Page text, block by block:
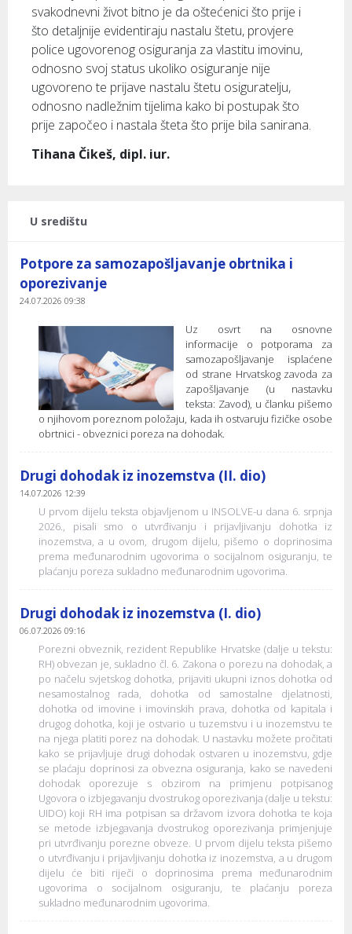
svakodnevni život bitno je da oštećenici što prije i
što detaljnije evidentiraju nastalu štetu, provjere
police ugovorenog osiguranja za vlastitu imovinu,
odnosno svoj status ukoliko osiguranje nije
ugovoreno te prijave nastalu štetu osiguratelju,
odnosno nadležnim tijelima kako bi postupak što
prije započeo i nastala šteta što prije bila sanirana.
Tihana Čikeš, dipl. iur.
U središtu
Potpore za samozapošljavanje obrtnika i
oporezivanje
24.07.2026 09:38
Uz osvrt na osnovne
informacije o potporama za
samozapošljavanje isplaćene
od strane Hrvatskog zavoda za
zapošljavanje (u nastavku
teksta: Zavod), u članku pišemo
o njihovom poreznom položaju, kada ih ostvaruju fizičke osobe
obrtnici - obveznici poreza na dohodak.
Drugi dohodak iz inozemstva (II. dio)
14.07.2026 12:39
U prvom dijelu teksta objavljenom u INSOLVE-u dana 6. srpnja
2026., pisali smo o utvrđivanju i prijavljivanju dohotka iz
inozemstva, a u ovom, drugom dijelu, pišemo o doprinosima
prema međunarodnim ugovorima o socijalnom osiguranju, te
plaćanju poreza sukladno međunarodnim ugovorima.
Drugi dohodak iz inozemstva (I. dio)
06.07.2026 09:16
Porezni obveznik, rezident Republike Hrvatske (dalje u tekstu:
RH) obvezan je, sukladno čl. 6. Zakona o porezu na dohodak, a
po načelu svjetskog dohotka, prijaviti ukupni iznos dohotka od
nesamostalnog rada, dohotka od samostalne djelatnosti,
dohotka od imovine i imovinskih prava, dohotka od kapitala i
drugog dohotka, koji je ostvario u tuzemstvu i u inozemstvu te
na njega platiti porez na dohodak. U nastavku možete pročitati
kako se prijavljuje drugi dohodak ostvaren u inozemstvu, gdje
se plaćaju doprinosi za obvezna osiguranja, kako se navedeni
dohodak oporezuje s obzirom na primjenu potpisanog
Ugovora o izbjegavanju dvostrukog oporezivanja (dalje u tekstu:
UIDO) koji RH ima potpisan sa državom izvora dohotka te koja
se metode izbjegavanja dvostrukog oporezivanja primjenjuje
pri utvrđivanju porezne obveze. U prvom dijelu teksta pišemo
o utvrđivanju i prijavljivanju dohotka iz inozemstva, a u drugom
dijelu će biti riječi o doprinosima prema međunarodnim
ugovorima o socijalnom osiguranju, te plaćanju poreza
sukladno međunarodnim ugovorima.